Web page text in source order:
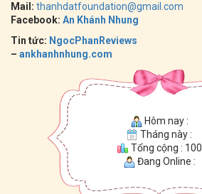
Mail: thanhdatfoundation@gmail.com
Facebook: An Khánh Nhung
Tin tức: NgocPhanReviews
– ankhanhnhung.com
Hôm nay :
Tháng này :
Tổng cộng : 100
Đang Online :